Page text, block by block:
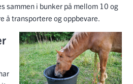
sammen i bunker på mellom 10 og
å transportere og oppbevare.